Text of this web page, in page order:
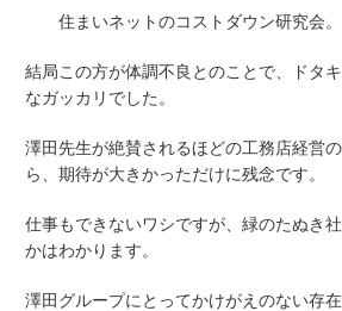
住まいネットのコストダウン研究会。
結局この方が体調不良とのことで、ドタ
なガッカリでした。
澤田先生が絶賛されるほどの工務店経営
ら、期待が大きかっただけに残念です。
仕事もできないワシですが、緑のたぬき
かはわかります。
澤田グループにとってかけがえのない存